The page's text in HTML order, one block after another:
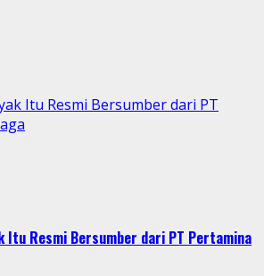
Itu Resmi Bersumber dari PT
Itu Resmi Bersumber dari PT Pertamina